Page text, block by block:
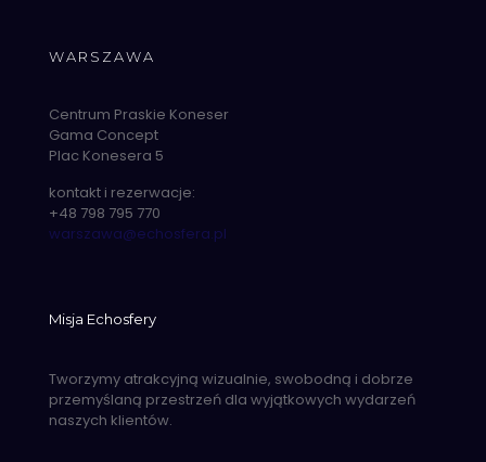
WARSZAWA
Centrum Praskie Koneser
Gama Concept
Plac Konesera 5
kontakt i rezerwacje:
+48 798 795 770
warszawa@echosfera.pl
Misja Echosfery
Tworzymy atrakcyjną wizualnie, swobodną i dobrze
przemyślaną przestrzeń dla wyjątkowych wydarzeń
naszych klientów.